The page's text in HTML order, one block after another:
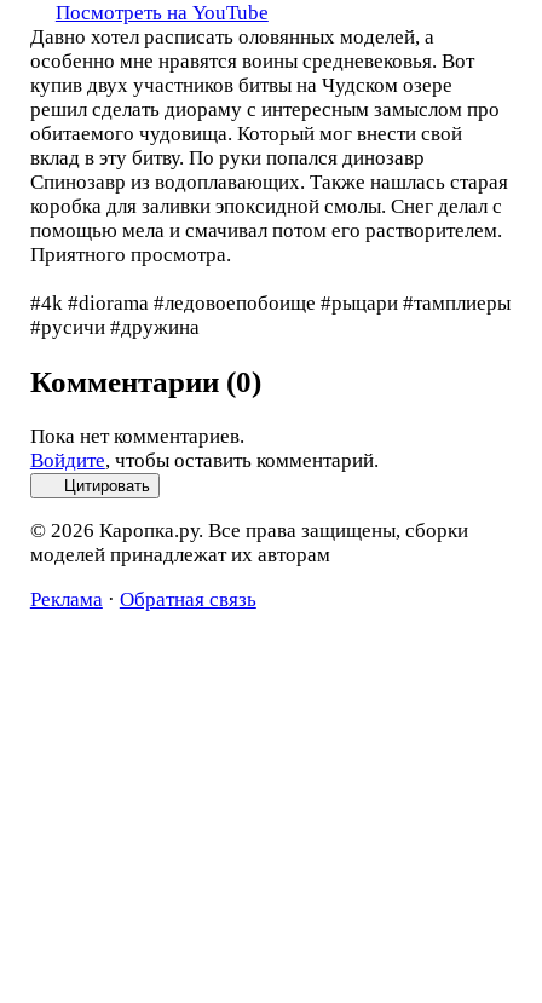
Посмотреть на YouTube
Давно хотел расписать оловянных моделей, а
особенно мне нравятся воины средневековья. Вот
купив двух участников битвы на Чудском озере
решил сделать диораму с интересным замыслом про
обитаемого чудовища. Который мог внести свой
вклад в эту битву. По руки попался динозавр
Спинозавр из водоплавающих. Также нашлась старая
коробка для заливки эпоксидной смолы. Снег делал с
помощью мела и смачивал потом его растворителем.
Приятного просмотра.
#4k #diorama #ледовоепобоище #рыцари #тамплиеры
#русичи #дружина
Комментарии (0)
Пока нет комментариев.
Войдите, чтобы оставить комментарий.
Цитировать
© 2026 Каропка.ру. Все права защищены, сборки
моделей принадлежат их авторам
Реклама · Обратная связь